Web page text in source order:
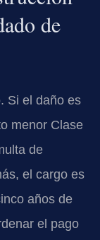
de
Si el daño es
menor Clase
de
el cargo es
años de
el pago